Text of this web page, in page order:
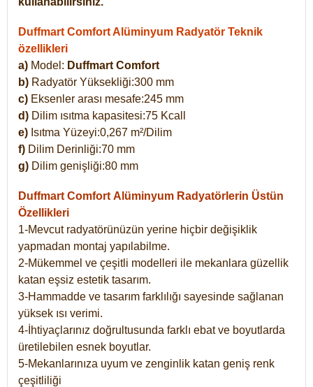
Duffmart Comfort Alüminyum Radyatör Teknik
özellikleri
a) Model: Duffmart Comfort
b) Radyatör Yüksekliği:300 mm
c) Eksenler arası mesafe:245 mm
d) Dilim ısıtma kapasitesi:75 Kcall
e) Isıtma Yüzeyi:0,267 m²/Dilim
f) Dilim Derinliği:70 mm
g) Dilim genişliği:80 mm
Duffmart Comfort Alüminyum Radyatörlerin Üstün
Özellikleri
1-Mevcut radyatörünüzün yerine hiçbir değişiklik
yapmadan montaj yapılabilme.
2-Mükemmel ve çeşitli modelleri ile mekanlara güzellik
katan eşsiz estetik tasarım.
3-Hammadde ve tasarım farklılığı sayesinde sağlanan
yüksek ısı verimi.
4-İhtiyaçlarınız doğrultusunda farklı ebat ve boyutlarda
üretilebilen esnek boyutlar.
5-Mekanlarınıza uyum ve zenginlik katan geniş renk
çeşitliliği